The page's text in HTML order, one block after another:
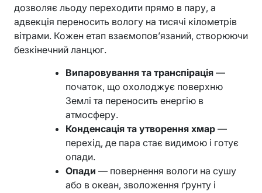
дозволяє льоду переходити прямо в пару, а
адвекція переносить вологу на тисячі кілометрів
вітрами. Кожен етап взаємопов’язаний, створюючи
безкінечний ланцюг.
Випаровування та транспірація —
початок, що охолоджує поверхню
Землі та переносить енергію в
атмосферу.
Конденсація та утворення хмар —
перехід, де пара стає видимою і готує
опади.
Опади — повернення вологи на сушу
або в океан, зволоження ґрунту і